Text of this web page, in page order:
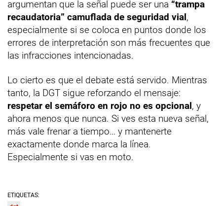
argumentan que la señal puede ser una “trampa
recaudatoria” camuflada de seguridad vial,
especialmente si se coloca en puntos donde los
errores de interpretación son más frecuentes que
las infracciones intencionadas.
Lo cierto es que el debate está servido. Mientras
tanto, la DGT sigue reforzando el mensaje:
respetar el semáforo en rojo no es opcional, y
ahora menos que nunca. Si ves esta nueva señal,
más vale frenar a tiempo… y mantenerte
exactamente donde marca la línea.
Especialmente si vas en moto.
ETIQUETAS: